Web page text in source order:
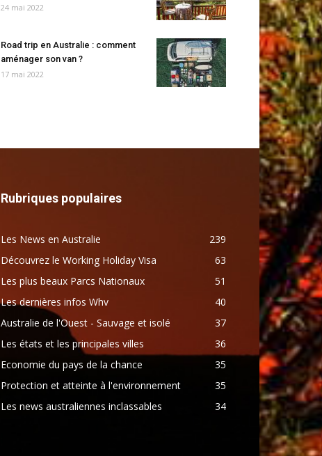
24 mai 2022
Road trip en Australie : comment
aménager son van ?
17 mai 2022
Rubriques populaires
Les News en Australie
239
Découvrez le Working Holiday Visa
63
Les plus beaux Parcs Nationaux
51
Les dernières infos Whv
40
Australie de l'Ouest - Sauvage et isolé
37
Les états et les principales villes
36
Economie du pays de la chance
35
Protection et atteinte à l'environnement
35
Les news australiennes inclassables
34